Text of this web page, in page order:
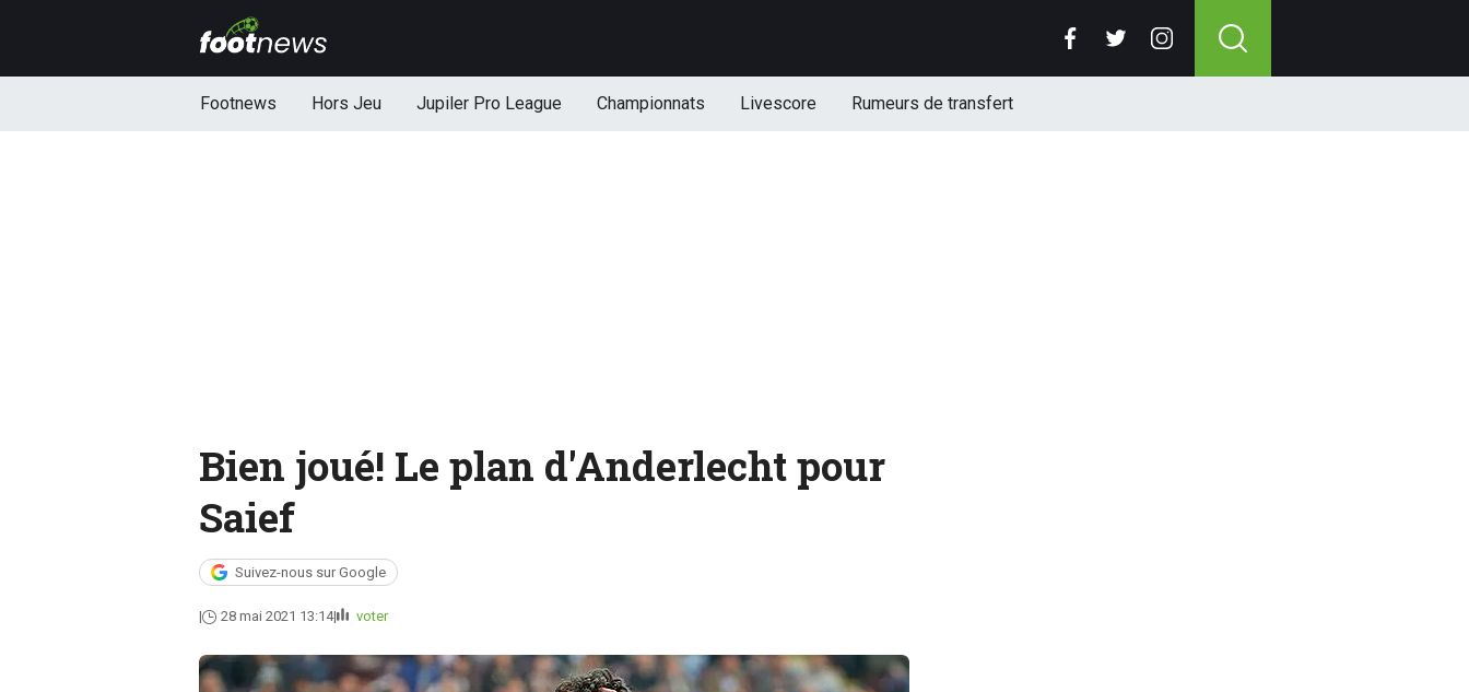
Footnews Hors Jeu Jupiler Pro League Championnats Livescore Rumeurs de transfert
Bien joué! Le plan d'Anderlecht pour
Saief
Suivez-nous sur Google
28 mai 2021 13:14 voter